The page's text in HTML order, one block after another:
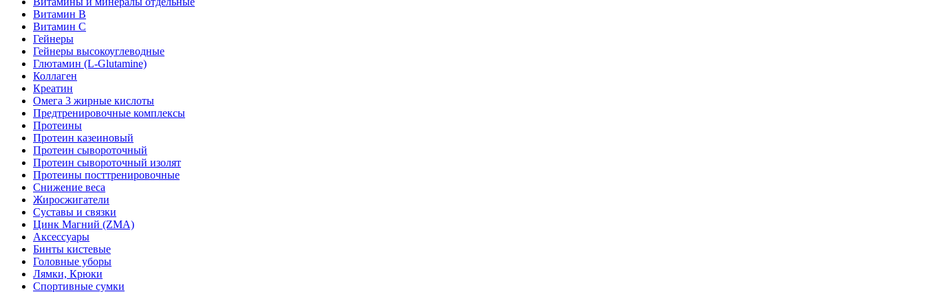
Витамин B
Витамин C
Гейнеры
Гейнеры высокоуглеводные
Глютамин (L-Glutamine)
Коллаген
Креатин
Омега 3 жирные кислоты
Предтренировочные комплексы
Протеины
Протеин казеиновый
Протеин сывороточный
Протеин сывороточный изолят
Протеины посттренировочные
Снижение веса
Жиросжигатели
Суставы и связки
Цинк Магний (ZMA)
Аксессуары
Бинты кистевые
Головные уборы
Лямки, Крюки
Спортивные сумки